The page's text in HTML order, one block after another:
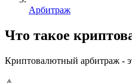
Арбитраж
Что такое
Криптовалютный арбитраж -